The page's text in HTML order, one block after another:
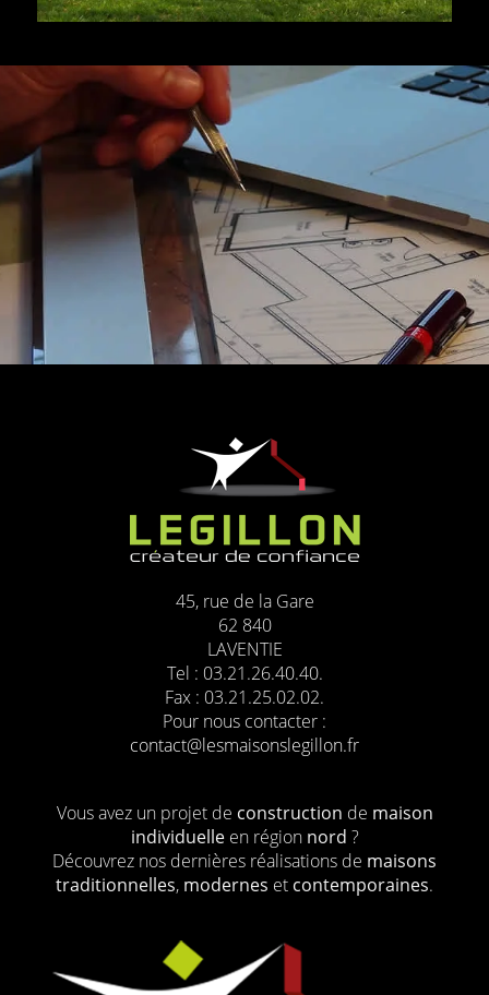
45, rue de la Gare
62 840
LAVENTIE
Tel : 03.21.26.40.40.
Fax : 03.21.25.02.02.
Pour nous contacter :
contact@lesmaisonslegillon.fr
Vous avez un projet de construction de maison
individuelleen région nord ?
Découvrez nos dernières réalisations de maisons
traditionnelles, modernes et contemporaines.